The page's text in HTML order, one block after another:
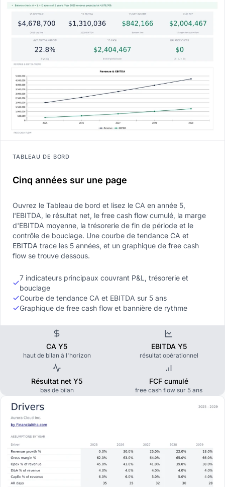
TABLEAU DE BORD
Cinq années sur une page
Ouvrez le Tableau de bord et lisez le CA en année 5,
l'EBITDA, le résultat net, le free cash flow cumulé, la marge
d'EBITDA moyenne, la trésorerie de fin de période et le
contrôle de bouclage. Une courbe de tendance CA et
EBITDA trace les 5 années, et un graphique de free cash
flow se trouve dessous.
7 indicateurs principaux couvrant P&L, trésorerie et
bouclage
Courbe de tendance CA et EBITDA sur 5 ans
Graphique de free cash flow et bannière de rythme
CA Y5
haut de bilan à l'horizon
EBITDA Y5
résultat opérationnel
Résultat net Y5
bas de bilan
FCF cumulé
free cash flow sur 5 ans